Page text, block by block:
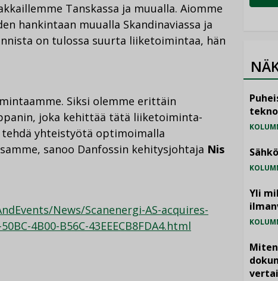
Tanskassa ja muualla. Aiomme
hankintaan muualla Skandinaviassa ja
on tulossa suurta liiketoimintaa, hän
Siksi olemme erittäin
joka kehittää tätä liiketoiminta-
yhteistyötä optimoimalla
sanoo Danfossin kehitysjohtaja Nis
News/Scanenergi-AS-acquires-
4B00-B56C-43EEECB8FDA4.html
Yli